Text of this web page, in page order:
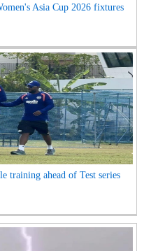
Asia Cup 2026 fixtures
training ahead of Test series